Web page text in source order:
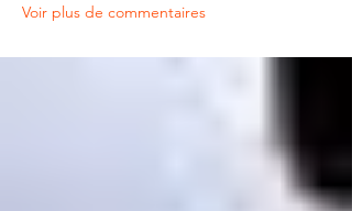
Voir plus de commentaires